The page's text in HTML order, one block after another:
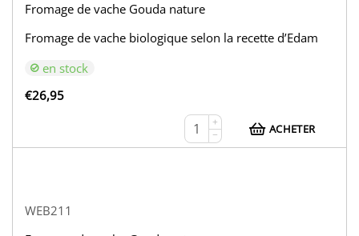
Fromage de vache Gouda nature
Fromage de vache biologique selon la recette d’Edam
en stock
€26,95
+
−
ACHETER
WEB211